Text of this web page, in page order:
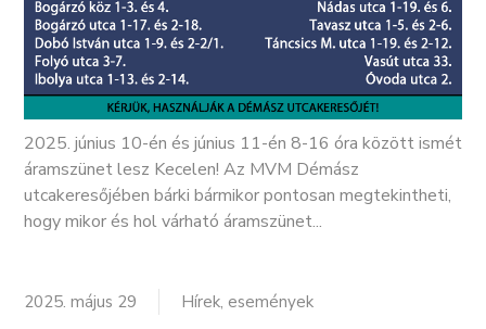
2025. június 10-én és június 11-én 8-16 óra között ismét
áramszünet lesz Kecelen! Az MVM Démász
utcakeresőjében bárki bármikor pontosan megtekintheti,
hogy mikor és hol várható áramszünet...
2025. május 29 Hírek, események